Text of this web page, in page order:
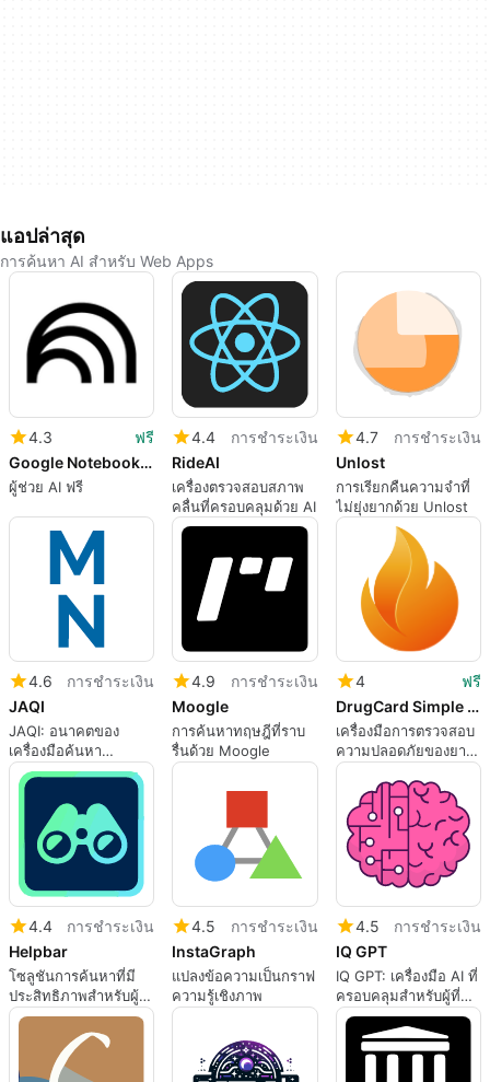
แอปล่าสุด
การค้นหา AI สำหรับ Web Apps
4.3
ฟรี
Google NotebookLM
ผู้ช่วย AI ฟรี
4.4
การชำระเงิน
RideAI
เครื่องตรวจสอบสภาพ
คลื่นที่ครอบคลุมด้วย AI
4.7
การชำระเงิน
Unlost
การเรียกคืนความจำที่
ไม่ยุ่งยากด้วย Unlost
4.6
การชำระเงิน
JAQI
JAQI: อนาคตของ
เครื่องมือค้นหา
อุตสาหกรรม
4.9
การชำระเงิน
Moogle
การค้นหาทฤษฎีที่ราบ
รื่นด้วย Moogle
4
ฟรี
DrugCard Simple Search
เครื่องมือการตรวจสอบ
ความปลอดภัยของยา
โดยใช้ AI
4.4
การชำระเงิน
Helpbar
โซลูชันการค้นหาที่มี
ประสิทธิภาพสำหรับผู้
ใช้ SaaS
4.5
การชำระเงิน
InstaGraph
แปลงข้อความเป็นกราฟ
ความรู้เชิงภาพ
4.5
การชำระเงิน
IQ GPT
IQ GPT: เครื่องมือ AI ที่
ครอบคลุมสำหรับผู้ที่
หลงใหลในคริปโต